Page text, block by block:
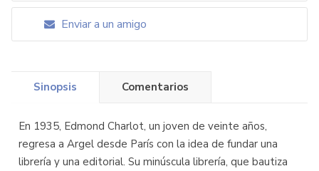
Enviar a un amigo
Sinopsis Comentarios
En 1935, Edmond Charlot, un joven de veinte años,
regresa a Argel desde París con la idea de fundar una
librería y una editorial. Su minúscula librería, que bautiza